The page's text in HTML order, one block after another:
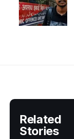
Related
Stories